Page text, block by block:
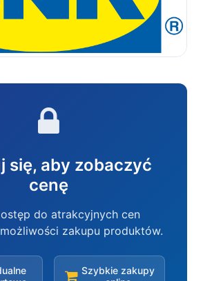
się, aby zobaczyć
cenę
do atrakcyjnych cen
zakupu produktów.
Szybkie zakupy